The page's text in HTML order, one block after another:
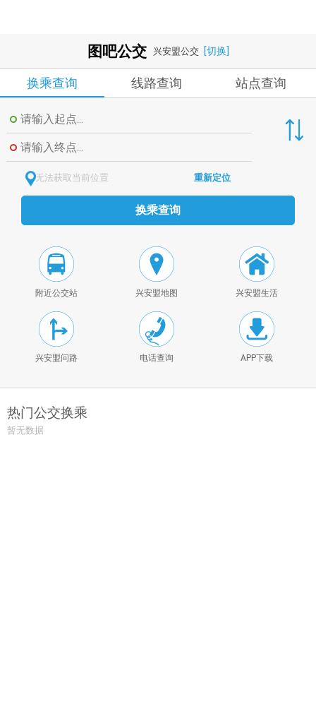
图吧公交 兴安盟公交 [切换]
换乘查询 线路查询 站点查询
无法获取当前位置 重新定位
换乘查询
附近公交站 兴安盟地图 兴安盟生活
兴安盟问路 电话查询 APP下载
热门公交换乘
暂无数据